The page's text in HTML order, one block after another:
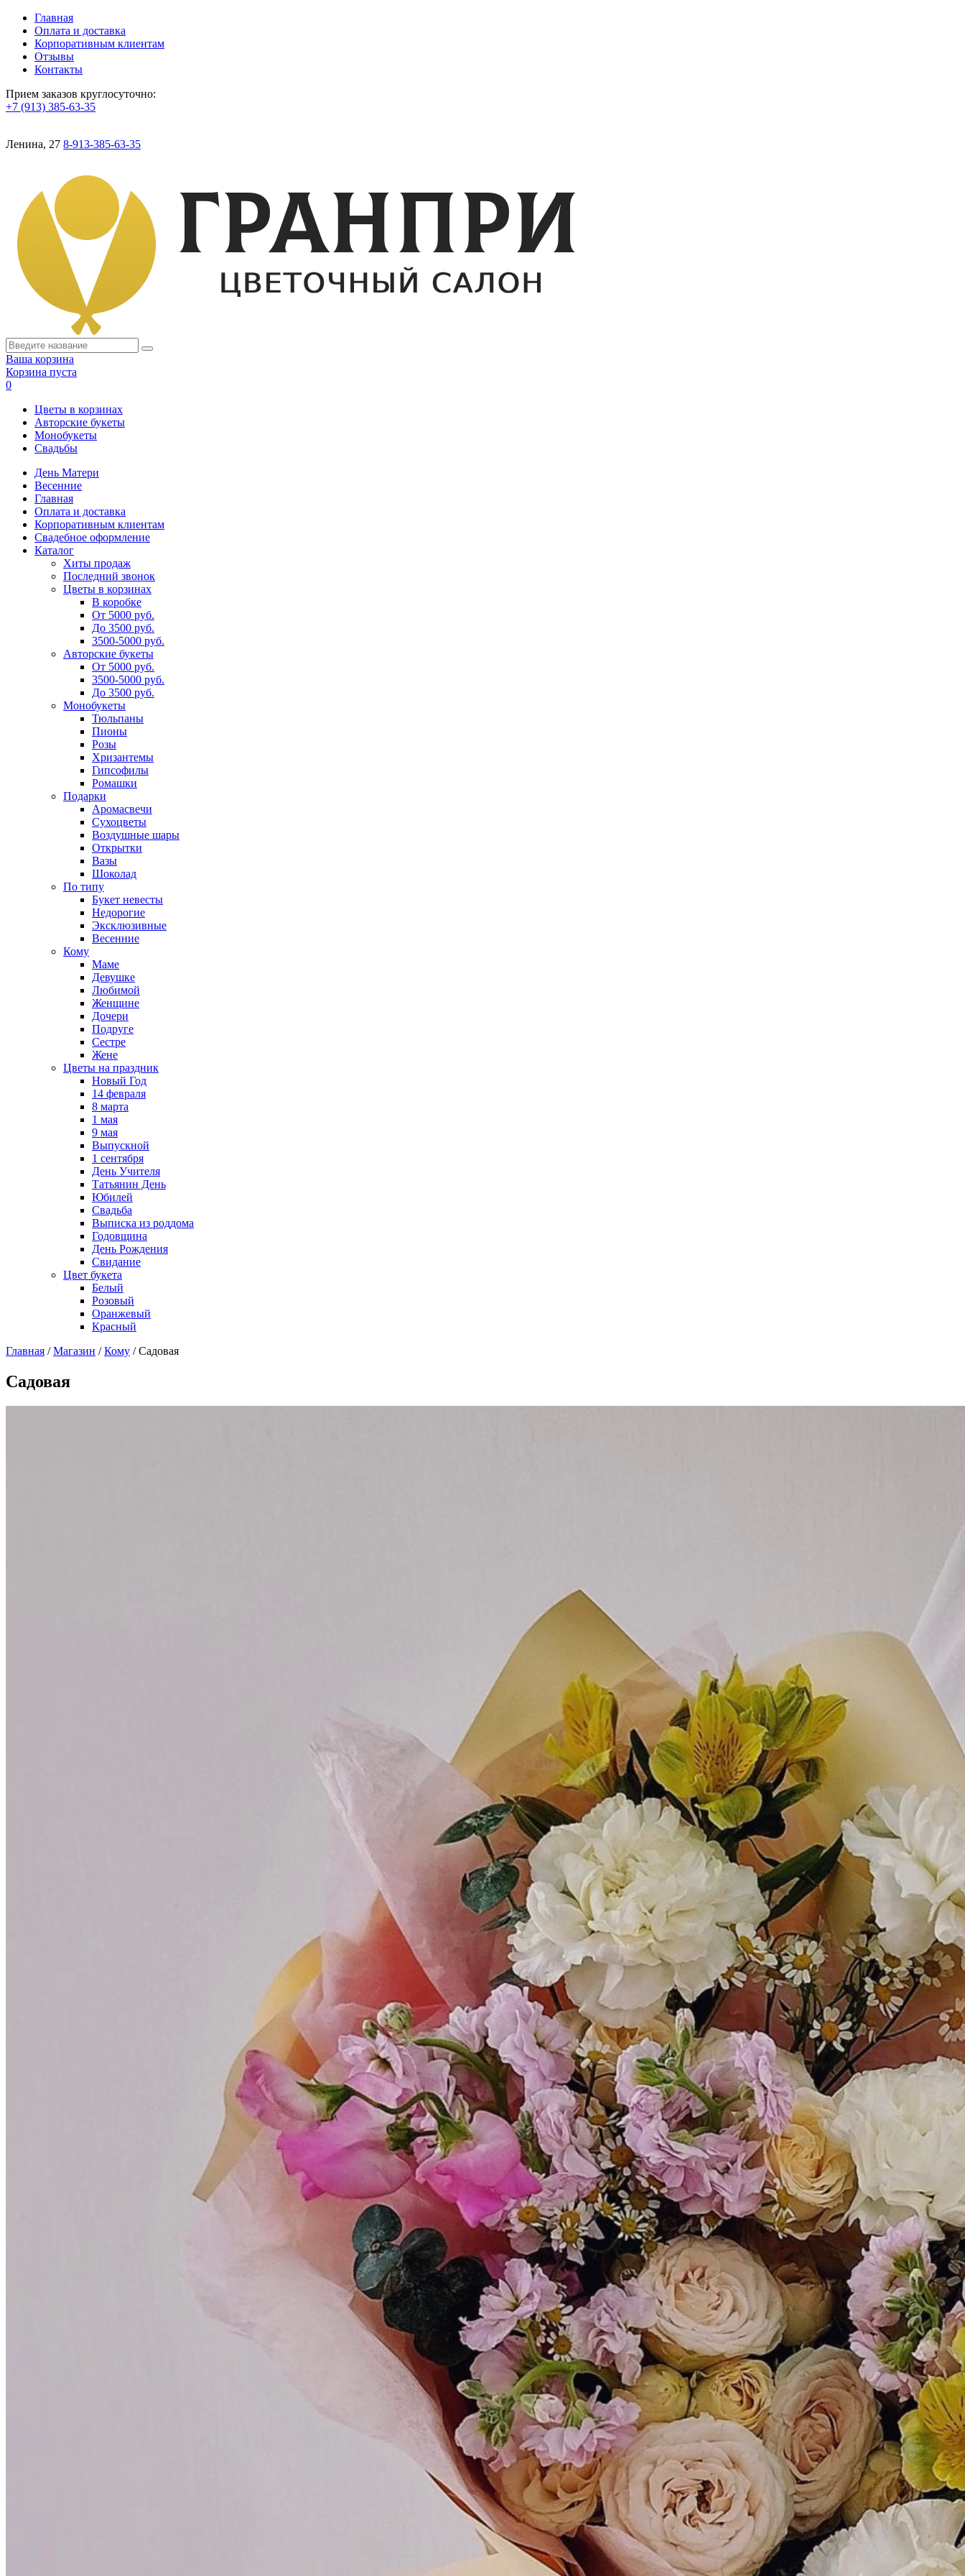
Главная
Оплата и доставка
Корпоративным клиентам
Отзывы
Контакты
Прием заказов круглосуточно:
+7 (913) 385-63-35
Ленина, 27 8-913-385-63-35
Ваша корзина
Корзина пуста
0
Цветы в корзинах
Авторские букеты
Монобукеты
Свадьбы
День Матери
Весенние
Главная
Оплата и доставка
Корпоративным клиентам
Свадебное оформление
Каталог
Хиты продаж
Последний звонок
Цветы в корзинах
В коробке
От 5000 руб.
До 3500 руб.
3500-5000 руб.
Авторские букеты
От 5000 руб.
3500-5000 руб.
До 3500 руб.
Монобукеты
Тюльпаны
Пионы
Розы
Хризантемы
Гипсофилы
Ромашки
Подарки
Аромасвечи
Сухоцветы
Воздушные шары
Открытки
Вазы
Шоколад
По типу
Букет невесты
Недорогие
Эксклюзивные
Весенние
Кому
Маме
Девушке
Любимой
Женщине
Дочери
Подруге
Сестре
Жене
Цветы на праздник
Новый Год
14 февраля
8 марта
1 мая
9 мая
Выпускной
1 сентября
День Учителя
Татьянин День
Юбилей
Свадьба
Выписка из роддома
Годовщина
День Рождения
Свидание
Цвет букета
Белый
Розовый
Оранжевый
Красный
Главная / Магазин / Кому / Садовая
Садовая